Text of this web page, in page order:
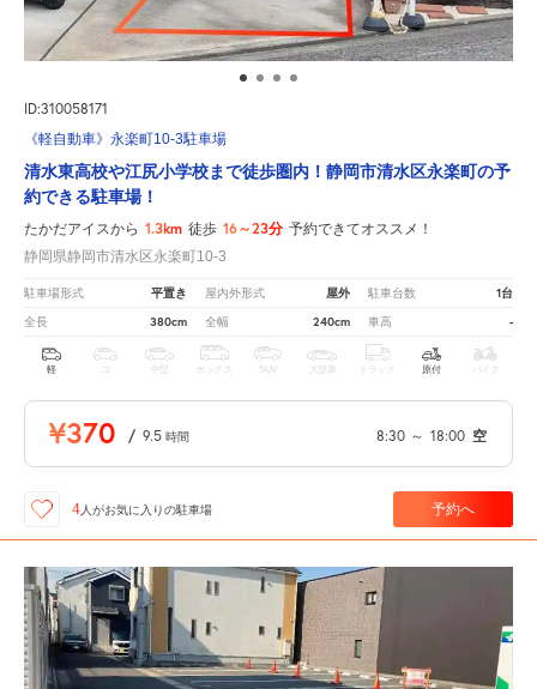
ID:310058171
《軽自動車》永楽町10-3駐車場
清水東高校や江尻小学校まで徒歩圏内！静岡市清水区永楽町の予
約できる駐車場！
たかだアイスから 1.3km 徒歩 16～23分 予約できてオススメ！
静岡県静岡市清水区永楽町10-3
駐車場形式 平置き 屋内外形式 屋外 駐車台数 1台
全長 380cm 全幅 240cm 車高 -
軽 中型 ボックス SUV 大型車 トラック 原付 バイク
¥370 / 9.5 時間 8:30 ～ 18:00 空
4人がお気に入りの駐車場 予約へ